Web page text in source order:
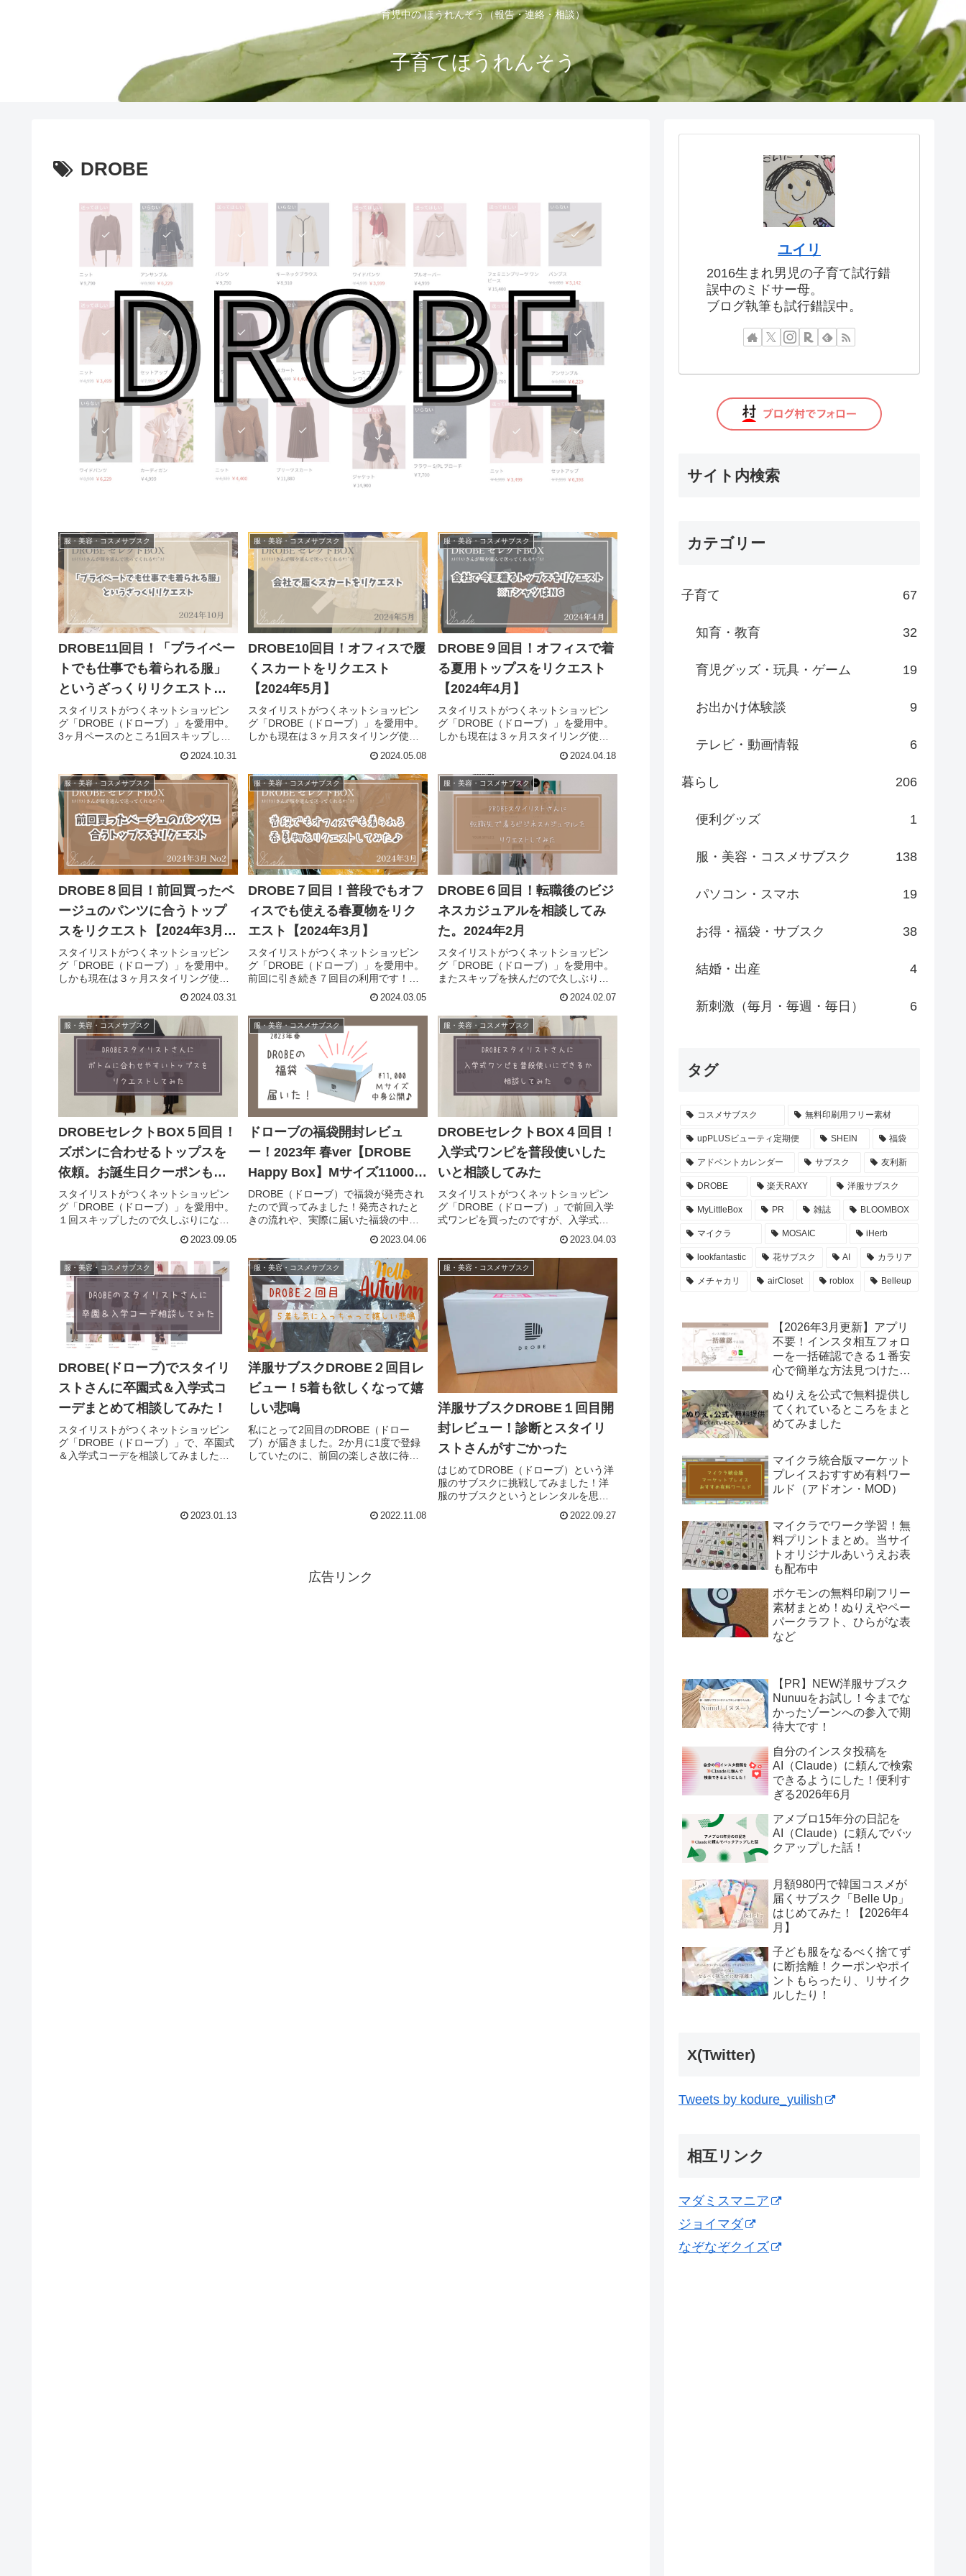
育児中の ほうれんそう（報告・連絡・相談）
子育てほうれんそう
DROBE
服・美容・コスメサブスク
DROBE11回目！「プライベー
トでも仕事でも着られる服」
というざっくりリクエスト
【2024年10月】
スタイリストがつくネットショッピン
グ「DROBE（ドローブ）」を愛用中。
3ヶ月ペースのところ1回スキップした
DROBEは、スタイリストが選ぶ「商品
5点」と、着こなしのポイントなどを記
載した「スタイリングカルテ...
2024.10.31
服・美容・コスメサブスク
DROBE10回目！オフィスで履
くスカートをリクエスト
【2024年5月】
スタイリストがつくネットショッピン
グ「DROBE（ドローブ）」を愛用中。
しかも現在は３ヶ月スタイリング使い
イリングが終わって即またお願いしま
した！使い放題終了ギリギリに駆け込
みラスト1回です！DROBEは、...
2024.05.08
服・美容・コスメサブスク
DROBE９回目！オフィスで着
る夏用トップスをリクエスト
【2024年4月】
スタイリストがつくネットショッピン
グ「DROBE（ドローブ）」を愛用中。
しかも現在は３ヶ月スタイリング使い
ヶ月経たずして再利用です。DROBE
は、スタイリストが選ぶ「商品5点」
と、着こなしのポイントなどを記...
2024.04.18
服・美容・コスメサブスク
DROBE８回目！前回買ったベ
ージュのパンツに合うトップ
スをリクエスト【2024年3月そ
の２】
スタイリストがつくネットショッピン
グ「DROBE（ドローブ）」を愛用中。
しかも現在は３ヶ月スタイリング使い
放題に加入しているため、前回から１
ヶ月経たずして再利用です！！DROBE
は、スタイリストが選ぶ「商品5点」
と、着こなしのポイントなどを...
2024.03.31
服・美容・コスメサブスク
DROBE７回目！普段でもオフ
ィスでも使える春夏物をリク
エスト【2024年3月】
スタイリストがつくネットショッピン
グ「DROBE（ドローブ）」を愛用中。
前回に引き続き７回目の利用です！前
回の記事前回、記事を書いている段階
では何か買う気満々だったのですが、
帰宅した夫に着て見せた反応を見て、
意思が揺らぎ…結局１着も買いませ...
2024.03.05
服・美容・コスメサブスク
DROBE６回目！転職後のビジ
ネスカジュアルを相談してみ
た。2024年2月
スタイリストがつくネットショッピン
グ「DROBE（ドローブ）」を愛用中。
またスキップを挟んだので久しぶりに
なってしまいましたが、６回目の利用
です。DROBEは、スタイリストが選ぶ
「商品5点」と、着こなしのポイントな
どを記載した「スタイリング...
2024.02.07
服・美容・コスメサブスク
DROBEセレクトBOX５回目！
ズボンに合わせるトップスを
依頼。お誕生日クーポンも！
2023年9月
スタイリストがつくネットショッピン
グ「DROBE（ドローブ）」を愛用中。
１回スキップしたので久しぶりになっ
てしまいましたが、通算５回目の利用
です。DROBEは、スタイリストが選ぶ
「商品5点」と、着こなしのポイントな
どを記載した「スタイリング...
2023.09.05
服・美容・コスメサブスク
ドローブの福袋開封レビュ
ー！2023年 春ver【DROBE
Happy Box】Mサイズ11000円
ネタバレ口コミ
DROBE（ドローブ）で福袋が発売され
たので買ってみました！発売されたと
きの流れや、実際に届いた福袋の中身
を写真付きで紹介します♪DROBEとは
DROBEは、スタイリストが選ぶ「商品
5点」と、着こなしのポイントなどを記
載した「スタイリングカ...
2023.04.06
服・美容・コスメサブスク
DROBEセレクトBOX４回目！
入学式ワンピを普段使いした
いと相談してみた
スタイリストがつくネットショッピン
グ「DROBE（ドローブ）」で前回入学
式ワンピを買ったのですが、入学式後
もそのワンピを普段使いできないかど
うか相談してみました！▼入学式ワン
ピを買ったときの記事※DROBEは、ス
タイリストが選ぶ「商品5点」...
2023.04.03
服・美容・コスメサブスク
DROBE(ドローブ)でスタイリ
ストさんに卒園式＆入学式コ
ーデまとめて相談してみた！
スタイリストがつくネットショッピン
グ「DROBE（ドローブ）」で、卒園式
＆入学式コーデを相談してみました！
2023.01.13
服・美容・コスメサブスク
洋服サブスクDROBE２回目レ
ビュー！5着も欲しくなって嬉
しい悲鳴
私にとって2回目のDROBE（ドロー
ブ）が届きました。2か月に1度で登録
していたのに、前回の楽しさ故に待ち
2022.11.08
服・美容・コスメサブスク
洋服サブスクDROBE１回目開
封レビュー！診断とスタイリ
ストさんがすごかった
はじめてDROBE（ドローブ）という洋
服のサブスクに挑戦してみました！洋
服のサブスクというとレンタルを思い
す。スタイリストさんが好みや体型に
2022.09.27
広告リンク
ユイリ
2016生まれ男児の子育て試行錯
誤中のミドサー母。
ブログ執筆も試行錯誤中。
サイト内検索
カテゴリー
子育て 67
知育・教育 32
育児グッズ・玩具・ゲーム 19
お出かけ体験談 9
テレビ・動画情報 6
暮らし 206
便利グッズ 1
服・美容・コスメサブスク 138
パソコン・スマホ 19
お得・福袋・サブスク 38
結婚・出産 4
新刺激（毎月・毎週・毎日） 6
タグ
コスメサブスク 無料印刷用フリー素材
upPLUSビューティ定期便 SHEIN 福袋
アドベントカレンダー サブスク 友利新
DROBE 楽天RAXY 洋服サブスク
MyLittleBox PR 雑誌 BLOOMBOX
マイクラ MOSAIC iHerb
lookfantastic 花サブスク AI カラリア
メチャカリ airCloset roblox Belleup
【2026年3月更新】アプリ
不要！インスタ相互フォロ
ーを一括確認できる１番安
心で簡単な方法見つけた！
ぬりえを公式で無料提供し
てくれているところをまと
めてみました
マイクラ統合版マーケット
プレイスおすすめ有料ワー
ルド（アドオン・MOD）
マイクラでワーク学習！無
料プリントまとめ。当サイ
トオリジナルあいうえお表
も配布中
ポケモンの無料印刷フリー
素材まとめ！ぬりえやペー
パークラフト、ひらがな表
など
【PR】NEW洋服サブスク
Nunuuをお試し！今までな
かったゾーンへの参入で期
待大です！
自分のインスタ投稿を
AI（Claude）に頼んで検索
できるようにした！便利す
ぎる2026年6月
アメブロ15年分の日記を
AI（Claude）に頼んでバッ
クアップした話！
月額980円で韓国コスメが
届くサブスク「Belle Up」
はじめてみた！【2026年4
月】
子ども服をなるべく捨てず
に断捨離！クーポンやポイ
ントもらったり、リサイク
ルしたり！
X(Twitter)
Tweets by kodure_yuilish
相互リンク
マダミスマニア
ジョイマダ
なぞなぞクイズ